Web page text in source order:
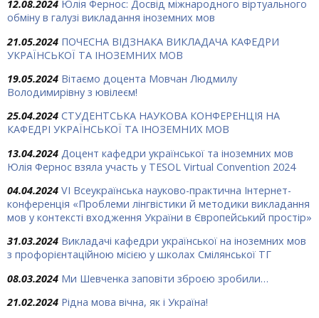
12.08.2024 Юлія Фернос: Досвід міжнародного віртуального
обміну в галузі викладання іноземних мов
21.05.2024 ПОЧЕСНА ВІДЗНАКА ВИКЛАДАЧА КАФЕДРИ
УКРАЇНСЬКОЇ ТА ІНОЗЕМНИХ МОВ
19.05.2024 Вітаємо доцента Мовчан Людмилу
Володимирівну з ювілеєм!
25.04.2024 СТУДЕНТСЬКА НАУКОВА КОНФЕРЕНЦІЯ НА
КАФЕДРІ УКРАЇНСЬКОЇ ТА ІНОЗЕМНИХ МОВ
13.04.2024 Доцент кафедри української та іноземних мов
Юлія Фернос взяла участь у TESOL Virtual Convention 2024
04.04.2024 VІ Всеукраїнська науково-практична Інтернет-
конференція «Проблеми лінгвістики й методики викладання
мов у контексті входження України в Європейський простір»
31.03.2024 Викладачі кафедри української на іноземних мов
з профорієнтаційною місією у школах Смілянської ТГ
08.03.2024 Ми Шевченка заповіти зброєю зробили…
21.02.2024 Рідна мова вічна, як і Україна!